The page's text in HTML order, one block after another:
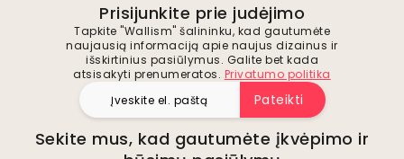
Prisijunkite prie judėjimo
Tapkite "Wallism" šalininku, kad gautumėte
naujausią informaciją apie naujus dizainus ir
išskirtinius pasiūlymus. Galite bet kada
atsisakyti prenumeratos. Privatumo politika
Pateikti
Sekite mus, kad gautumėte įkvėpimo ir